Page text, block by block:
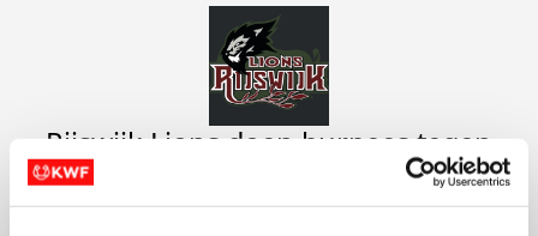
Rijswijk Lions doen burpees tegen
van Elly & Amadée